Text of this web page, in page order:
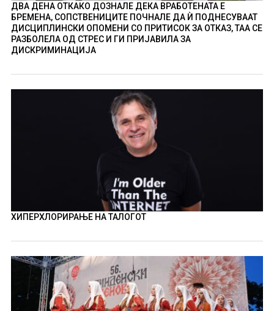
ДВА ДЕНА ОТКАКО ДОЗНАЛЕ ДЕКА ВРАБОТЕНАТА Е
БРЕМЕНА, СОПСТВЕНИЦИТЕ ПОЧНАЛЕ ДА Ѝ ПОДНЕСУВААТ
ДИСЦИПЛИНСКИ ОПОМЕНИ СО ПРИТИСОК ЗА ОТКАЗ, ТАА СЕ
РАЗБОЛЕЛА ОД СТРЕС И ГИ ПРИЈАВИЛА ЗА
ДИСКРИМИНАЦИЈА
ХИПЕРХЛОРИРАЊЕ НА ТАЛОГОТ